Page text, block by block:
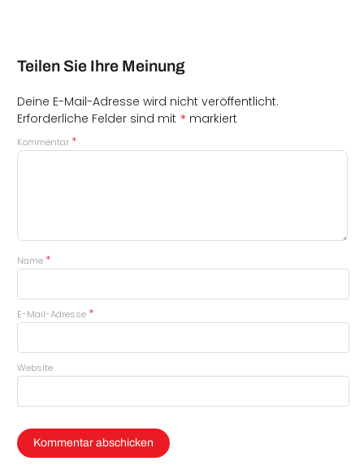
Teilen Sie Ihre Meinung
Deine E-Mail-Adresse wird nicht veröffentlicht.
Erforderliche Felder sind mit * markiert
Kommentar *
Name *
E-Mail-Adresse *
Website